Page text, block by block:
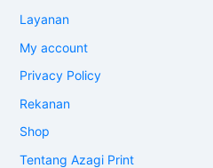
Layanan
My account
Privacy Policy
Rekanan
Shop
Tentang Azagi Print